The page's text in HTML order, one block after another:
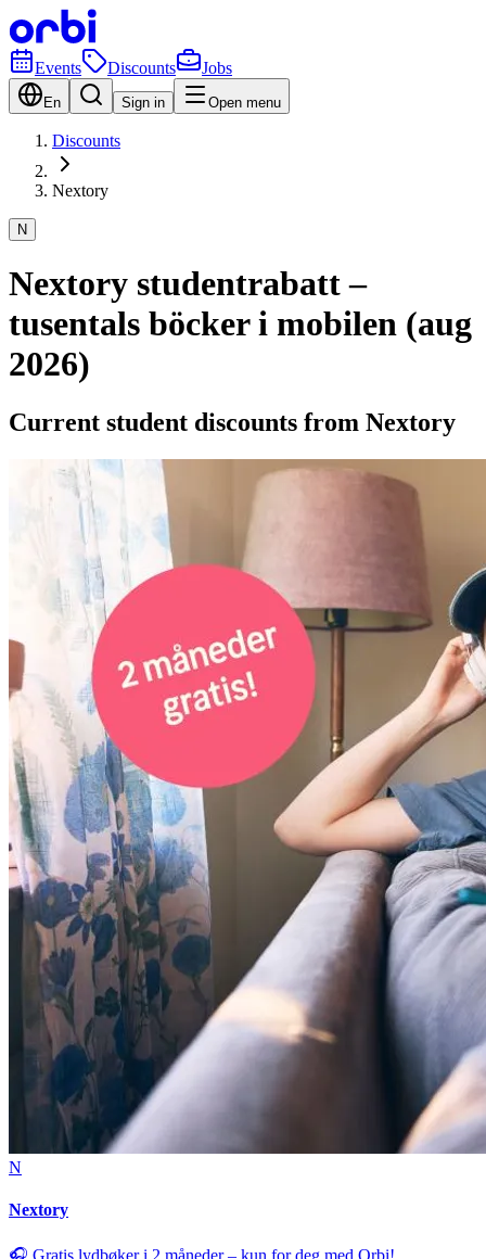
Events Discounts Jobs
En Sign in Open menu
Discounts
Nextory
N
Nextory studentrabatt –
tusentals böcker i mobilen (aug
2026)
Current student discounts from Nextory
N
Nextory